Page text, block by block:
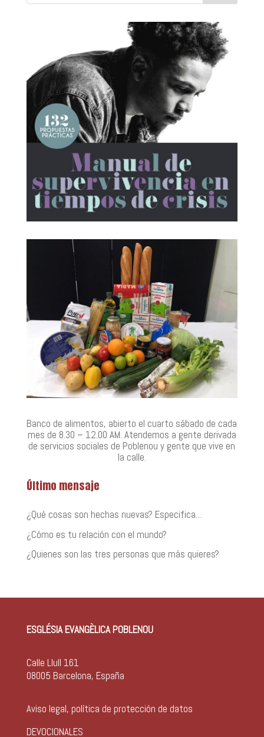
Banco de alimentos, abierto el cuarto sábado de cada
mes de 8.30 – 12.00 AM. Atendemos a gente derivada
de servicios sociales de Poblenou y gente que vive en
la calle.
Último mensaje
¿Qué cosas son hechas nuevas? Especifica…
¿Cómo es tu relación con el mundo?
¿Quienes son las tres personas que más quieres?
ESGLÉSIA EVANGÈLICA POBLENOU
Calle Llull 161
08005 Barcelona, España
Aviso legal, política de protección de datos
DEVOCIONALES